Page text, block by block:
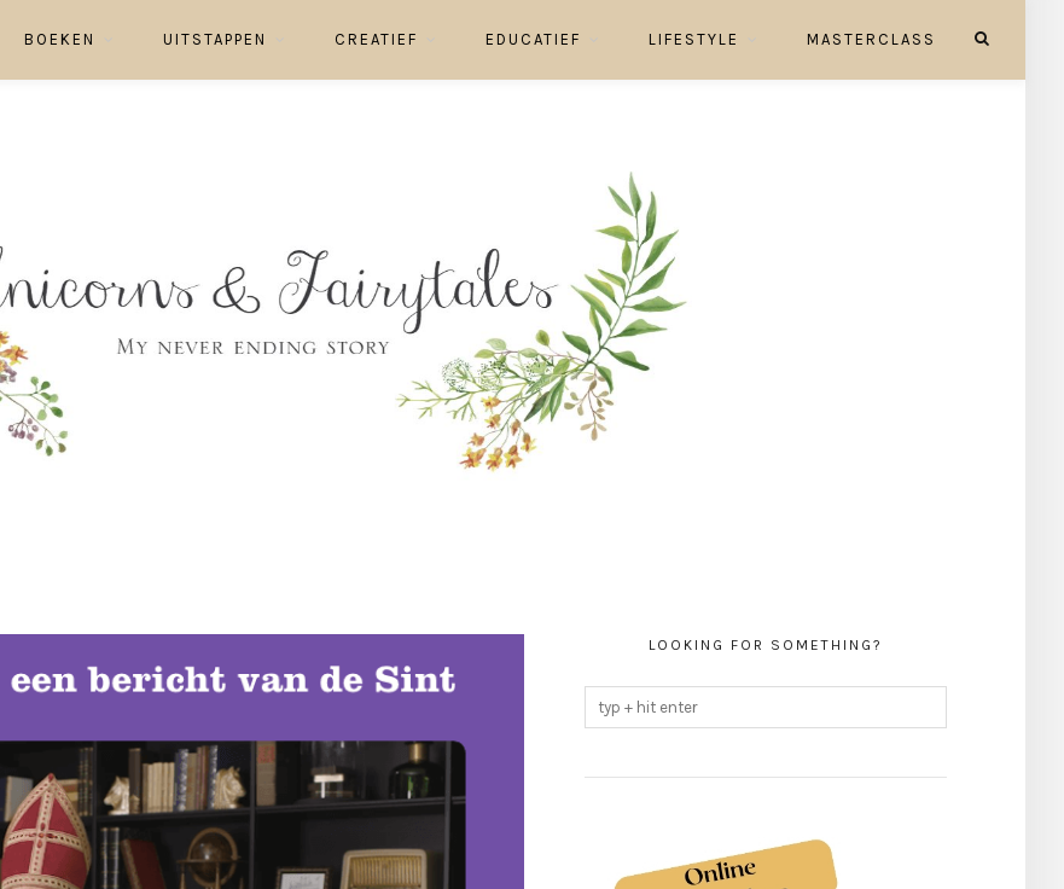
BOEKEN UITSTAPPEN CREATIEF EDUCATIEF LIFESTYLE MASTERCLASS
LOOKING FOR SOMETHING?